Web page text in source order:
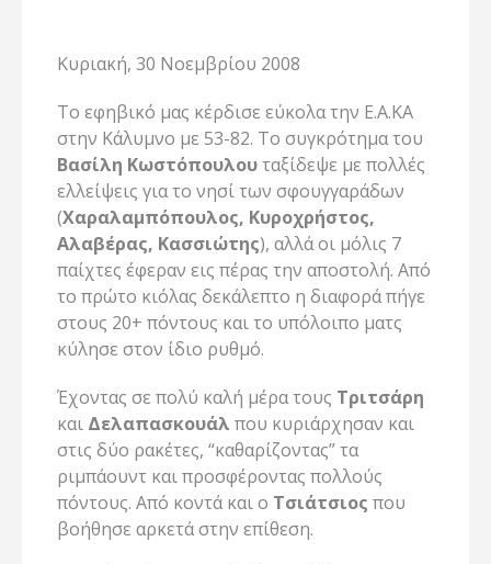
Κυριακή, 30 Νοεμβρίου 2008
Το εφηβικό μας κέρδισε εύκολα την Ε.Α.ΚΑ
στην Κάλυμνο με 53-82. Το συγκρότημα του
Βασίλη Κωστόπουλουταξίδεψε με πολλές
ελλείψεις για το νησί των σφουγγαράδων
(Χαραλαμπόπουλος, Κυροχρήστος,
Αλαβέρας, Κασσιώτης), αλλά οι μόλις 7
παίχτες έφεραν εις πέρας την αποστολή. Από
το πρώτο κιόλας δεκάλεπτο η διαφορά πήγε
στους 20+ πόντους και το υπόλοιπο ματς
κύλησε στον ίδιο ρυθμό.
Έχοντας σε πολύ καλή μέρα τους Τριτσάρη
και Δελαπασκουάλ που κυριάρχησαν και
στις δύο ρακέτες, “καθαρίζοντας” τα
ριμπάουντ και προσφέροντας πολλούς
πόντους. Από κοντά και ο Τσιάτσιος που
βοήθησε αρκετά στην επίθεση.